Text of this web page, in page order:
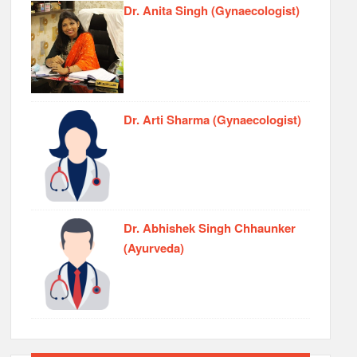
Dr. Anita Singh (Gynaecologist)
Dr. Arti Sharma (Gynaecologist)
Dr. Abhishek Singh Chhaunker
(Ayurveda)